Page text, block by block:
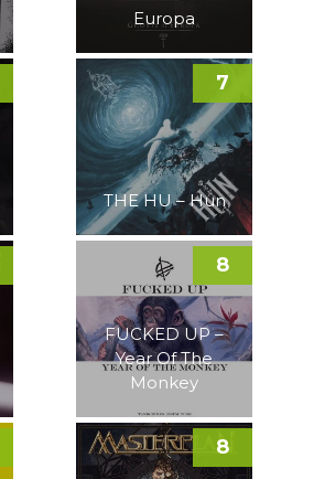
Europa
THE HU – Hun
7
FUCKED UP –
Year Of The
Monkey
8
8